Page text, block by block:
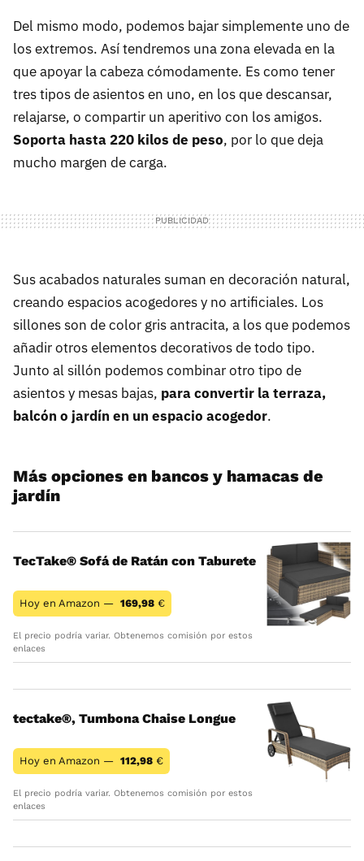
Del mismo modo, podemos bajar simplemente uno de
los extremos. Así tendremos una zona elevada en la
que apoyar la cabeza cómodamente. Es como tener
tres tipos de asientos en uno, en los que descansar,
relajarse, o compartir un aperitivo con los amigos.
Soporta hasta 220 kilos de peso, por lo que deja
mucho margen de carga.
Sus acabados naturales suman en decoración natural,
creando espacios acogedores y no artificiales. Los
sillones son de color gris antracita, a los que podemos
añadir otros elementos decorativos de todo tipo.
Junto al sillón podemos combinar otro tipo de
asientos y mesas bajas, para convertir la terraza,
balcón o jardín en un espacio acogedor.
Más opciones en bancos y hamacas de
jardín
TecTake® Sofá de Ratán con Taburete
Hoy en Amazon — 169,98 €
El precio podría variar. Obtenemos comisión por estos
enlaces
tectake®, Tumbona Chaise Longue
Hoy en Amazon — 112,98 €
El precio podría variar. Obtenemos comisión por estos
enlaces